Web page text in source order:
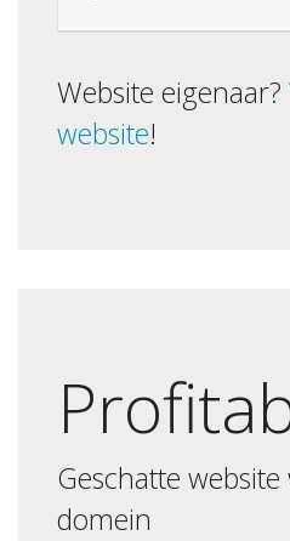
Website eigenaar?
website!
Geschatte
domein